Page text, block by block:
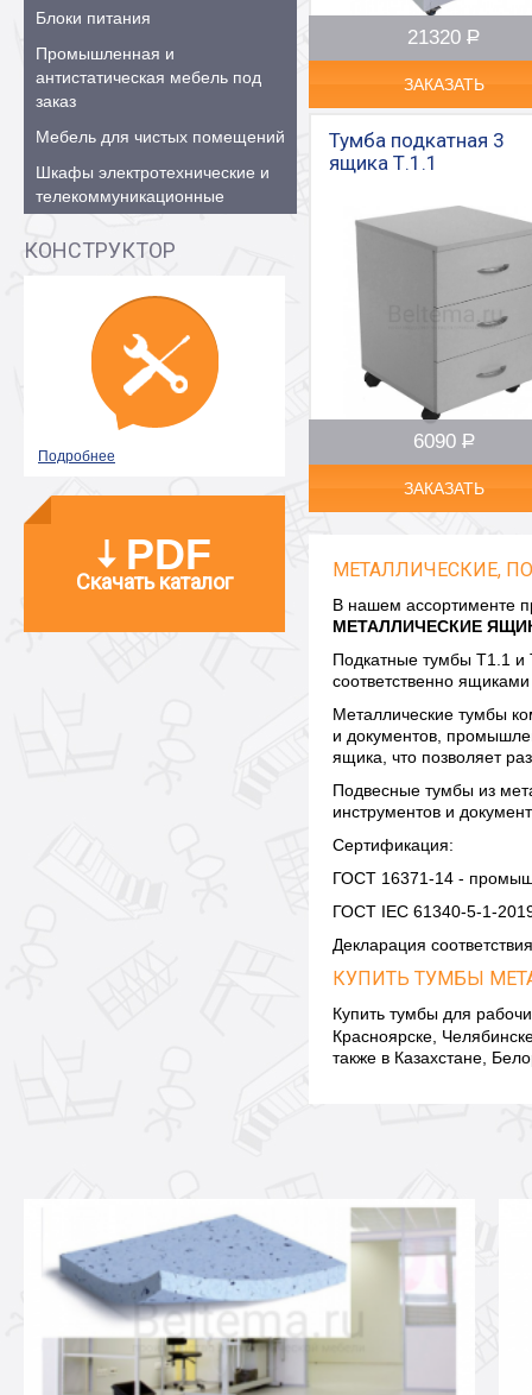
Блоки питания
Промышленная и
антистатическая мебель под
заказ
Мебель для чистых помещений
Шкафы электротехнические и
телекоммуникационные
КОНСТРУКТОР
Подробнее
PDF
Скачать каталог
21320 Р
–
ЗАКАЗАТЬ
Тумба подкатная 3
ящика Т.1.1
6090 Р
–
ЗАКАЗАТЬ
МЕТАЛЛИЧЕСКИЕ,
В нашем ассортименте
МЕТАЛЛИЧЕСКИЕ
Подкатные тумбы Т1.1 и
соответственно
Металлические тумбы
и документов,
ящика, что позволяет
Подвесные тумбы из
инструментов и
Сертификация:
ГОСТ 16371-14 -
ГОСТ IEC 61340-5-1-
Декларация
КУПИТЬ ТУМБЫ
Купить тумбы для
Красноярске,
также в Казахстане,